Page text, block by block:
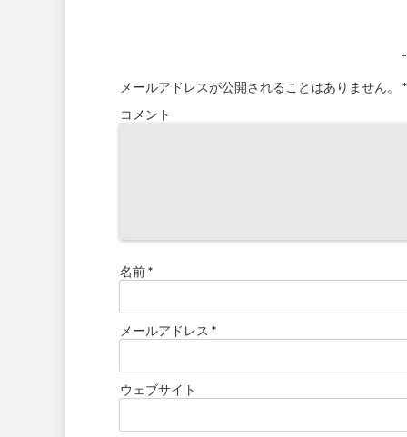
メールアドレスが公開されることはありません。
*
コメント
名前*
メールアドレス *
ウェブサイト